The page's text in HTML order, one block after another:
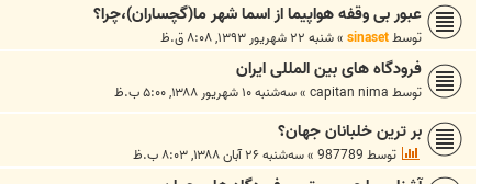
عبور بی وقفه هواپیما از اسما شهر ما(گچساران)،چرا؟
توسطsinaset
»شنبه ۲۲ شهریور ۱۳۹۳, ۸:۰۸ ق.ظ
فرودگاه های بین المللی ایران
توسط capitan nima
»سه‌شنبه ۱۰ شهریور ۱۳۸۸, ۵:۰۰ ب.ظ
بر ترین خلبانان جهان؟
توسط 987789
»سه‌شنبه ۲۶ آبان ۱۳۸۸, ۸:۰۳ ب.ظ